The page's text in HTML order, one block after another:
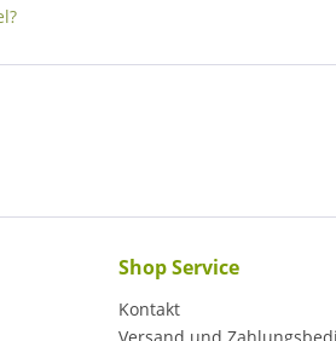
Shop Service
Kontakt
Versand und